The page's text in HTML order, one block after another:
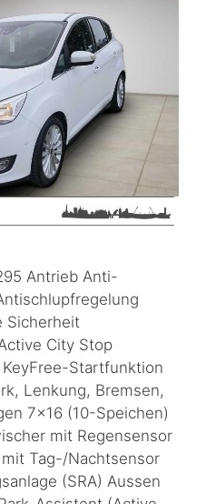
Antrieb Anti-
Sicherheit
City Stop
Startfunktion
Lenkung, Bremsen,
7×16 (10-Speichen)
mit Regensensor
Tag-/Nachtsensor
(SRA) Aussen